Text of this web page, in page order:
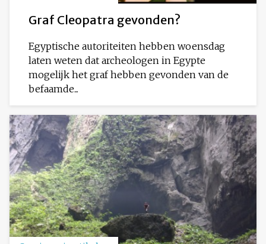
Graf Cleopatra gevonden?
Egyptische autoriteiten hebben woensdag
laten weten dat archeologen in Egypte
mogelijk het graf hebben gevonden van de
befaamde...